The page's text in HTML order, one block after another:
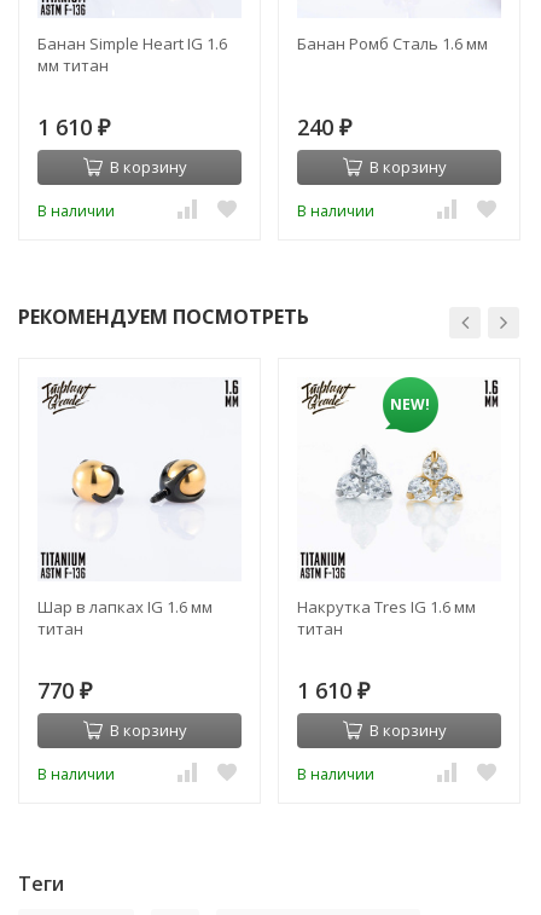
Банан Simple Heart IG 1.6
мм титан
1 610 ₽
В корзину
В наличии
Банан Ромб Сталь 1.6 мм
240 ₽
В корзину
В наличии
РЕКОМЕНДУЕМ ПОСМОТРЕТЬ
Шар в лапках IG 1.6 мм
титан
770 ₽
В корзину
В наличии
NEW!
Накрутка Tres IG 1.6 мм
титан
1 610 ₽
В корзину
В наличии
Теги